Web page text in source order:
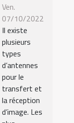
Ven.
07/10/2022
Il existe
plusieurs
types
d’antennes
pour le
transfert et
la réception
d’image. Les